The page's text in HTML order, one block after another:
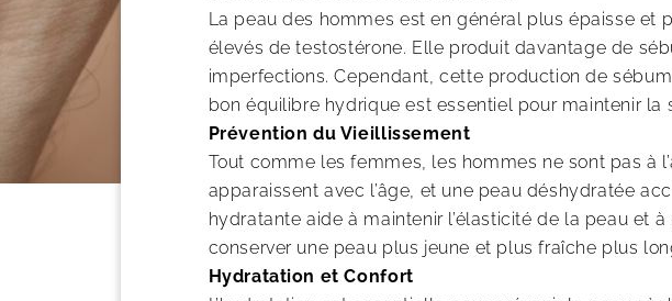
La peau des hommes est en général plus épaisse et
élevés de testostérone. Elle produit davantage de
imperfections. Cependant, cette production de
bon équilibre hydrique est essentiel pour maintenir la
Prévention du Vieillissement
Tout comme les femmes, les hommes ne sont pas à
apparaissent avec l’âge, et une peau déshydratée
hydratante aide à maintenir l’élasticité de la peau et
conserver une peau plus jeune et plus fraîche plus
Hydratation et Confort